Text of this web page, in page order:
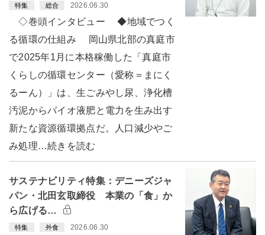
特集 総合 2026.06.30
◇巻頭インタビュー ◆地域でつく
る循環の仕組み 岡山県北部の真庭市
で2025年1月に本格稼働した「真庭市
くらしの循環センター（愛称＝まにく
るーん）」は、生ごみやし尿、浄化槽
汚泥からバイオ液肥と電力を生み出す
新たな資源循環拠点だ。人口減少やご
み処理…続きを読む
サステナビリティ特集：デニーズジャ
パン・北田玄取締役 本業の「食」か
ら広げる…
特集 外食 2026.06.30